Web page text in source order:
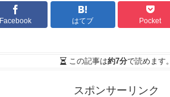
Facebook はてブ Pocket
この記事は約7分で読めます。
スポンサーリンク